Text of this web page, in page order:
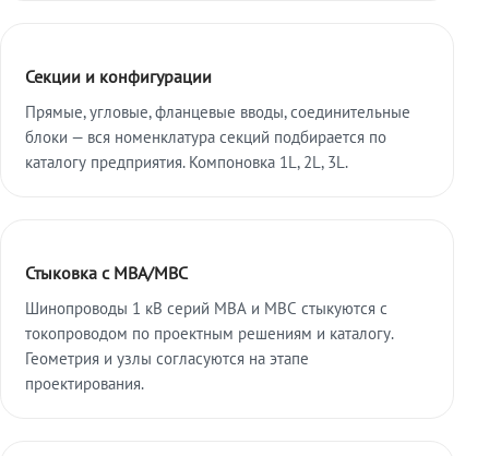
Секции и конфигурации
Прямые, угловые, фланцевые вводы, соединительные
блоки — вся номенклатура секций подбирается по
каталогу предприятия. Компоновка 1L, 2L, 3L.
Стыковка с МВА/МВС
Шинопроводы 1 кВ серий МВА и МВС стыкуются с
токопроводом по проектным решениям и каталогу.
Геометрия и узлы согласуются на этапе
проектирования.